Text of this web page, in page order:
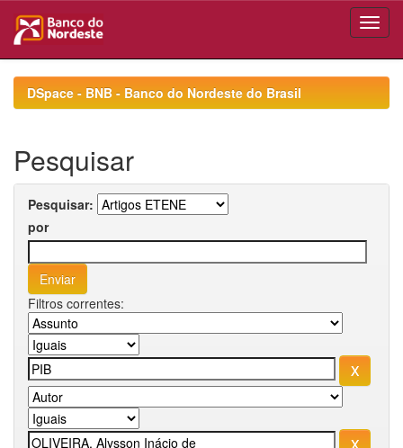
navigationDSpace - BNB - Banco do Nordeste do Brasil
Pesquisar
Pesquisar:
por
Filtros correntes: